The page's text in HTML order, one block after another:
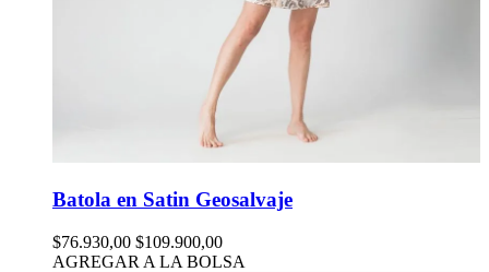
Batola en Satin Geosalvaje
$76.930,00 $109.900,00
AGREGAR A LA BOLSA